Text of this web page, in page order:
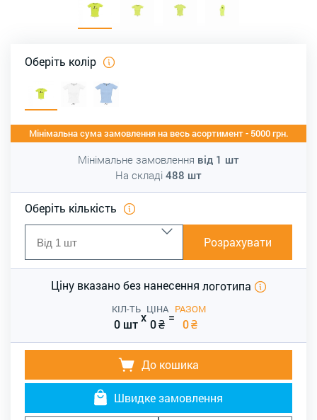
Оберіть колір
Мінімальна сума замовлення на весь асортимент - 5000 грн.
Мінімальне замовлення від 1 шт
На складі 488 шт
Оберіть кількість
Розрахувати
Ціну вказано без нанесення логотипа
КІЛ-ТЬ
0 штx
ЦІНА
0₴ =
РАЗОМ
0₴
До кошика
Швидке замовлення